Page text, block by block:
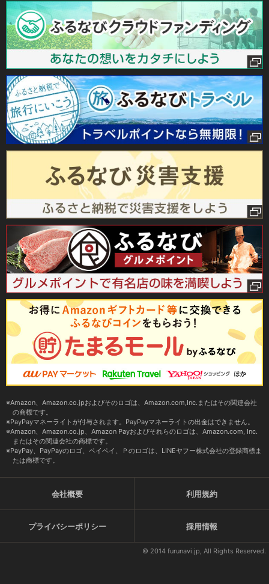
Amazon、Amazon.co.jpおよびそのロゴは、Amazon.com,Inc.またはその関連会社
の商標です。
PayPayマネーライトが付与されます。PayPayマネーライトの出金はできません。
Amazon、Amazon.co.jp、Amazon Payおよびそれらのロゴは、Amazon.com, Inc.
またはその関連会社の商標です。
PayPay、PayPayのロゴ、ペイペイ、Ｐのロゴは、LINEヤフー株式会社の登録商標ま
たは商標です。
会社概要 利用規約
プライバシーポリシー 採用情報
© 2014 furunavi.jp, All Rights Reserved.